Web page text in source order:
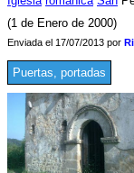
(1 de Enero de 2000)
Enviada el 17/07/2013 por
Puertas, portadas